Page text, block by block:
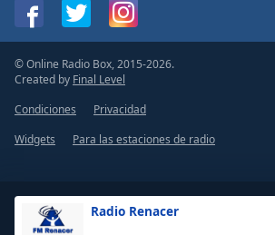
Radio Renacer
© Online Radio Box, 2015-2026.
Created by Final Level
Condiciones
Privacidad
Widgets
Para las estaciones de radio